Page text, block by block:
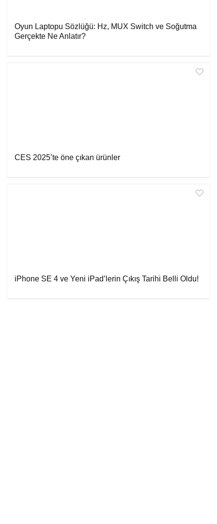
Oyun Laptopu Sözlüğü: Hz, MUX Switch ve Soğutma
Gerçekte Ne Anlatır?
CES 2025’te öne çıkan ürünler
iPhone SE 4 ve Yeni iPad’lerin Çıkış Tarihi Belli Oldu!